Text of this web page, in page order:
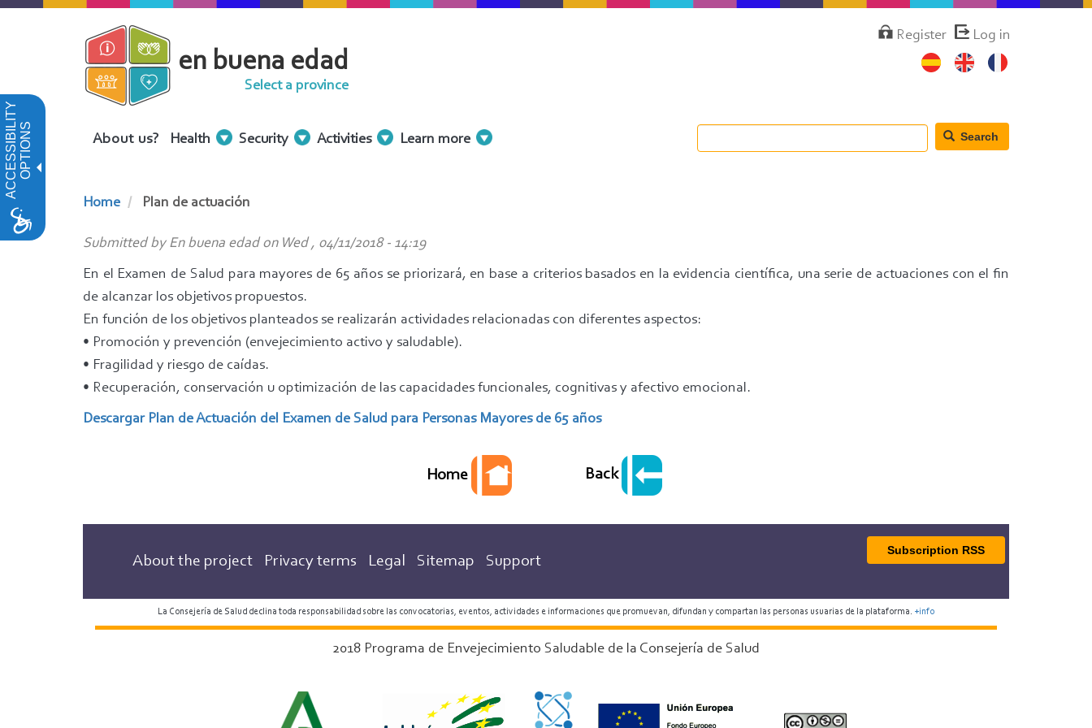
ACCESSIBILITYOPTIONS
Skip
Menú
cuenta
Register Log in
en buena edad
Select a province
Menu
About us? Health Security Activities Learn more Search
Home Plan de actuación
Submitted by En buena edadon Wed , 04/11/2018 - 14:19
En el Examen de Salud para mayores de 65 años se priorizará, en base a criterios basados en la evidencia científica, una serie de actuaciones con el fin
de alcanzar los objetivos propuestos.
En función de los objetivos planteados se realizarán actividades relacionadas con diferentes aspectos:
• Promoción y prevención (envejecimiento activo y saludable).
• Fragilidad y riesgo de caídas.
• Recuperación, conservación u optimización de las capacidades funcionales, cognitivas y afectivo emocional.
Descargar Plan de Actuación del Examen de Salud para Personas Mayores de 65 años
Home Back
About the project Privacy terms Legal Sitemap Support
Subscription RSS
La Consejería de Salud declina toda responsabilidad sobre las convocatorias, eventos, actividades e informaciones que promuevan, difundan y compartan las personas usuarias de la plataforma. +info
2018 Programa de Envejecimiento Saludable de la Consejería de Salud